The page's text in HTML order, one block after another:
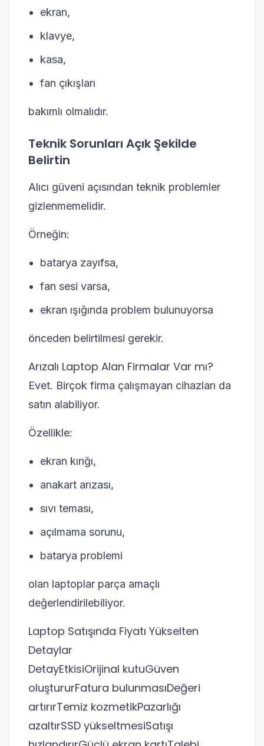
ekran,
klavye,
kasa,
fan çıkışları
bakımlı olmalıdır.
Teknik Sorunları Açık Şekilde
Belirtin
Alıcı güveni açısından teknik problemler
gizlenmemelidir.
Örneğin:
batarya zayıfsa,
fan sesi varsa,
ekran ışığında problem bulunuyorsa
önceden belirtilmesi gerekir.
Arızalı Laptop Alan Firmalar Var mı?
Evet. Birçok firma çalışmayan cihazları da
satın alabiliyor.
Özellikle:
ekran kırığı,
anakart arızası,
sıvı teması,
açılmama sorunu,
batarya problemi
olan laptoplar parça amaçlı
değerlendirilebiliyor.
Laptop Satışında Fiyatı Yükselten
Detaylar
DetayEtkisiOrijinal kutuGüven
oluştururFatura bulunmasıDeğeri
artırırTemiz kozmetikPazarlığı
azaltırSSD yükseltmesiSatışı